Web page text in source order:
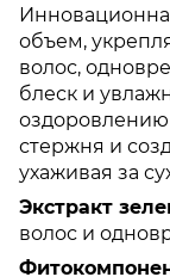
объем,
волос,
блеск и
оздоровлению
стержня и
ухаживая за
Экстракт
волос и